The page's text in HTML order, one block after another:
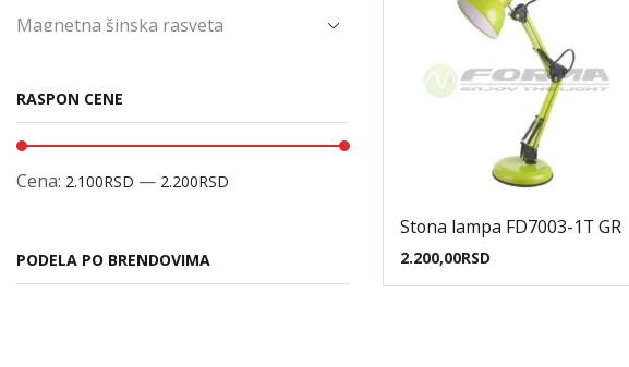
Stona lampa FD7003-1T GR
2.200,00RSD
Magnetna šinska rasveta
Novo u ponudi
Poslednji komadi
RASPON CENE
Cena: 2.100RSD — 2.200RSD
PODELA PO BRENDOVIMA